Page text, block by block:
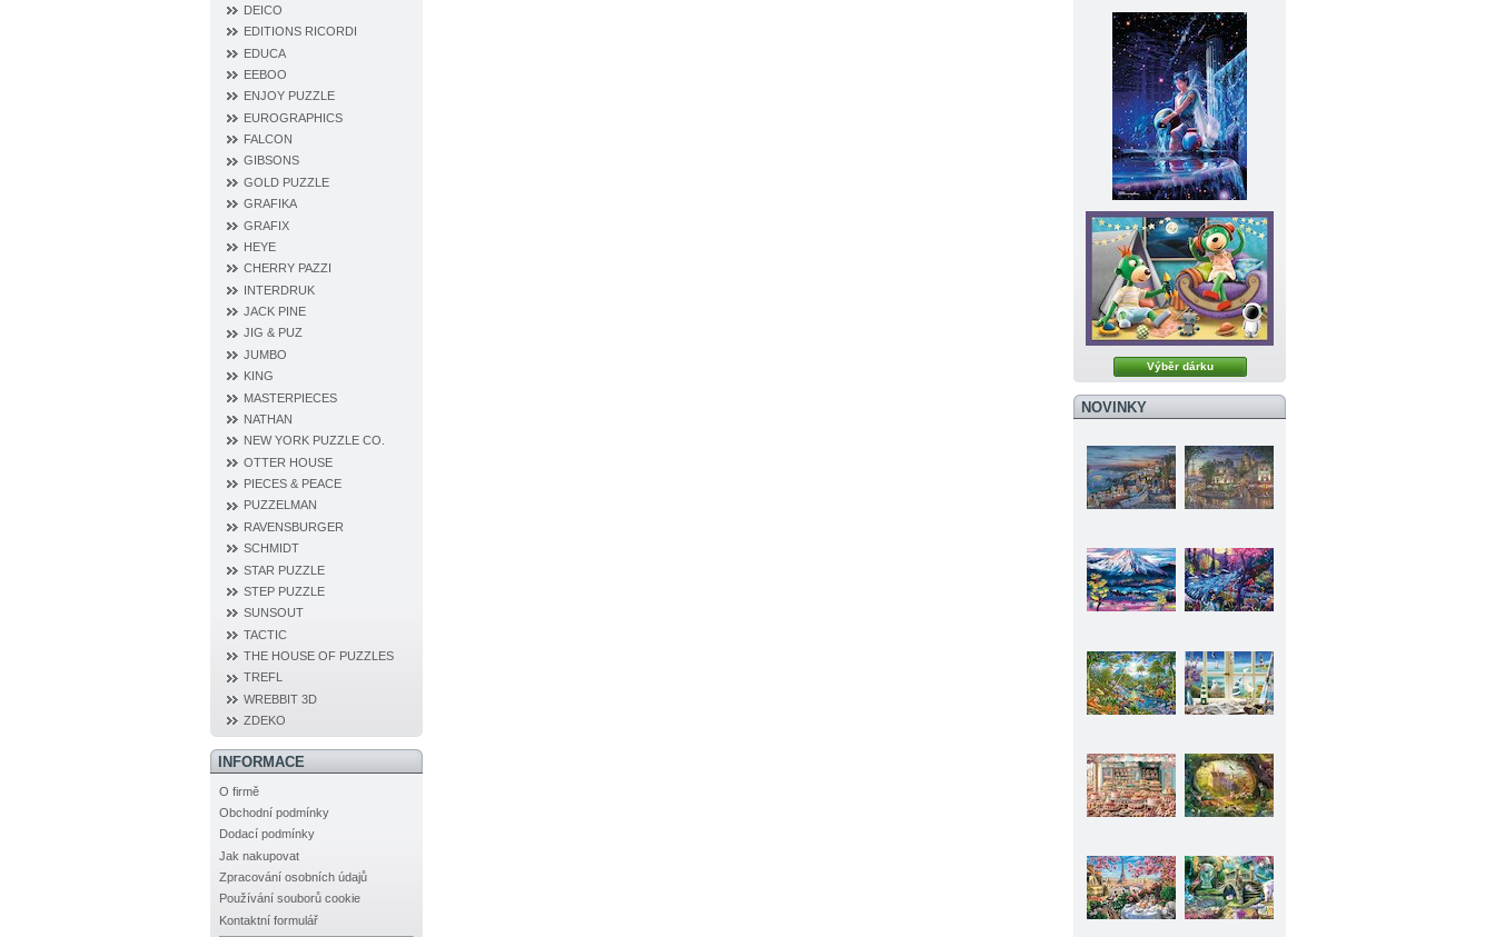
DEICO
EDITIONS RICORDI
EDUCA
EEBOO
ENJOY PUZZLE
EUROGRAPHICS
FALCON
GIBSONS
GOLD PUZZLE
GRAFIKA
GRAFIX
HEYE
CHERRY PAZZI
INTERDRUK
JACK PINE
JIG & PUZ
JUMBO
KING
MASTERPIECES
NATHAN
NEW YORK PUZZLE CO.
OTTER HOUSE
PIECES & PEACE
PUZZELMAN
RAVENSBURGER
SCHMIDT
STAR PUZZLE
STEP PUZZLE
SUNSOUT
TACTIC
THE HOUSE OF PUZZLES
TREFL
WREBBIT 3D
ZDEKO
INFORMACE
O firmě
Obchodní podmínky
Dodací podmínky
Jak nakupovat
Zpracování osobních údajů
Používání souborů cookie
Kontaktní formulář
Výběr dárku
NOVINKY